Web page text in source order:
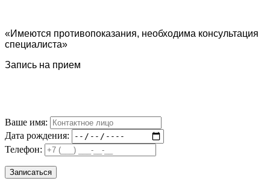
«Имеются противопоказания, необходима консультация
специалиста»
Запись на прием
Ваше имя:
Дата рождения:
Телефон: